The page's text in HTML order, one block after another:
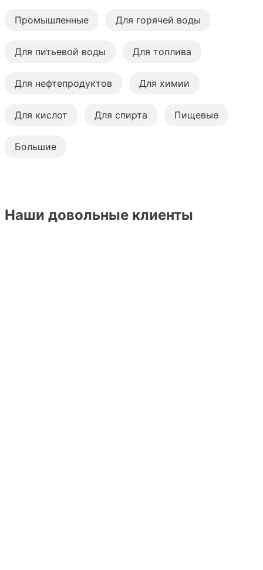
Промышленные Для горячей воды
Для питьевой воды Для топлива
Для нефтепродуктов Для химии
Для кислот Для спирта Пищевые
Большие
Наши довольные клиенты